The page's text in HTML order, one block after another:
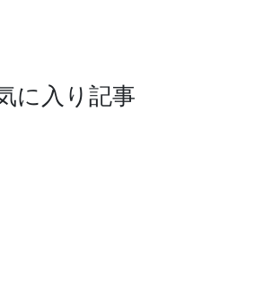
に入り記事